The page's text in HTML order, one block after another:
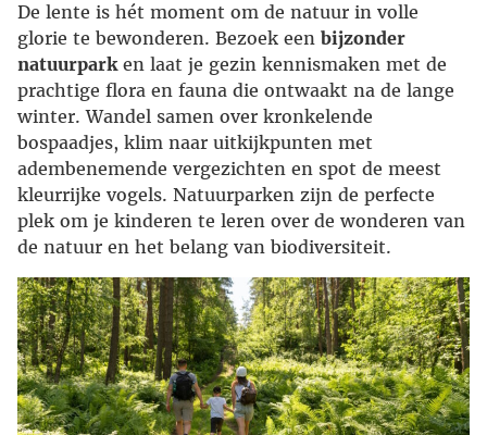
De lente is hét moment om de natuur in volle
glorie te bewonderen. Bezoek een bijzonder
natuurpark en laat je gezin kennismaken met de
prachtige flora en fauna die ontwaakt na de lange
winter. Wandel samen over kronkelende
bospaadjes, klim naar uitkijkpunten met
adembenemende vergezichten en spot de meest
kleurrijke vogels. Natuurparken zijn de perfecte
plek om je kinderen te leren over de wonderen van
de natuur en het belang van biodiversiteit.